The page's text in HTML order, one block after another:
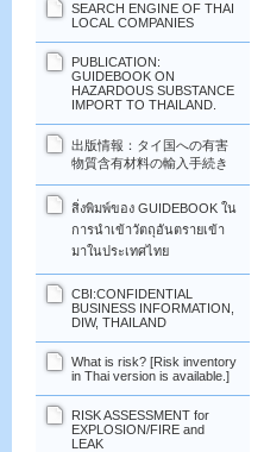
SEARCH ENGINE OF THAI
LOCAL COMPANIES
PUBLICATION:
GUIDEBOOK ON
HAZARDOUS SUBSTANCE
IMPORT TO THAILAND.
出版情報：タイ国への有害
物質含有材料の輸入手続き
สิ่งพิมพ์ของ GUIDEBOOK ใน
การนำเข้าวัตถุอันตรายเข้า
มาในประเทศไทย
CBI:CONFIDENTIAL
BUSINESS INFORMATION,
DIW, THAILAND
What is risk? [Risk inventory
in Thai version is available.]
RISK ASSESSMENT for
EXPLOSION/FIRE and
LEAK